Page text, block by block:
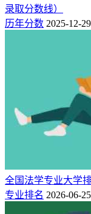
45%
就业行业分布
13%
房地产
录取分数线）
历年分数 2025-12-29
全国法学专业大学
专业排名 2026-06-25